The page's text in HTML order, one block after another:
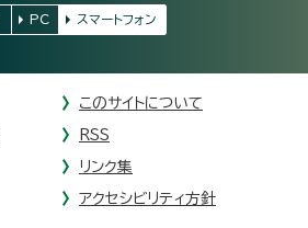
PC スマートフォン
このサイトについて
RSS
リンク集
アクセシビリティ方針